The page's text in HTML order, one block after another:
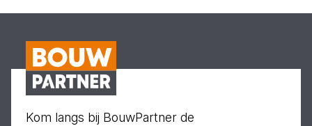
Kom langs bij BouwPartner de